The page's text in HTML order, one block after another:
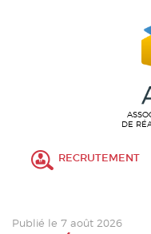
DE
RECRUTEMENT
Publié le 7 août 2026